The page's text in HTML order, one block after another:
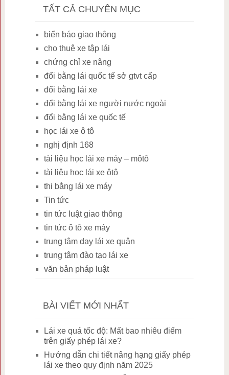
TẤT CẢ CHUYÊN MỤC
biển báo giao thông
cho thuê xe tập lái
chứng chỉ xe nâng
đổi bằng lái quốc tế sở gtvt cấp
đổi bằng lái xe
đổi bằng lái xe người nước ngoài
đổi bằng lái xe quốc tế
học lái xe ô tô
nghị định 168
tài liệu học lái xe máy – môtô
tài liệu học lái xe ôtô
thi bằng lái xe máy
Tin tức
tin tức luật giao thông
tin tức ô tô xe máy
trung tâm dạy lái xe quận
trung tâm đào tạo lái xe
văn bản pháp luật
BÀI VIẾT MỚI NHẤT
Lái xe quá tốc độ: Mất bao nhiêu điểm
trên giấy phép lái xe?
Hướng dẫn chi tiết nâng hạng giấy phép
lái xe theo quy định năm 2025